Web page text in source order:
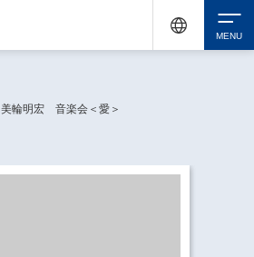
美輪明宏 音楽会＜愛＞